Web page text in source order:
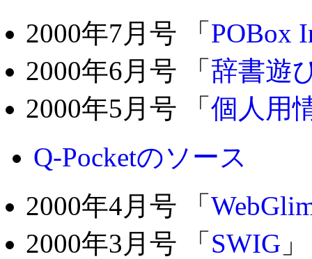
2000年7月号 「 POBox
2000年6月号 「 辞書遊
2000年5月号 「 個人用
Q-Pocketのソース
2000年4月号 「
2000年3月号 「 SWIG 」